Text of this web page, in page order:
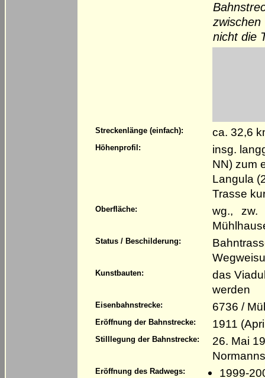
zwischen
nicht die
Streckenlänge (einfach): ca. 32,6
Höhenprofil:
insg.
NN) zum
Langula
Trasse
Oberfläche:
wg., zw.
Status / Beschilderung:
Kunstbauten:
das
werden
Eisenbahnstrecke: 6736 /
Eröffnung der Bahnstrecke: 1911
Stilllegung der Bahnstrecke:
26. Mai
Eröffnung des Radwegs:
1999-